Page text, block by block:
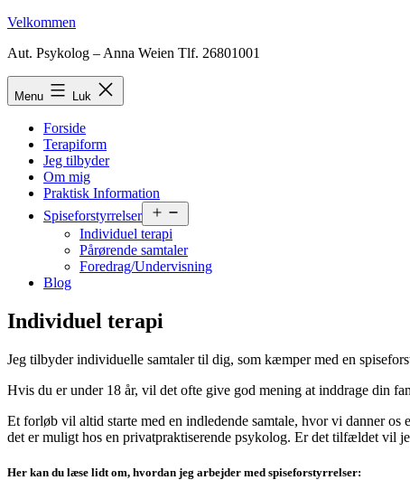
Fortsæt
indhold
Velkommen
Aut. Psykolog – Anna Weien Tlf. 26801001
Menu Luk
Forside
Terapiform
Jeg tilbyder
Om mig
Praktisk Information
Spiseforstyrrelser
menu
Individuel terapi
Pårørende samtaler
Foredrag/Undervisning
Blog
Individuel terapi
Jeg tilbyder individuelle samtaler til dig, som kæmper med en
Hvis du er under 18 år, vil det ofte give god mening at inddrage din
Et forløb vil altid starte med en indledende samtale, hvor vi danner
det er muligt hos en privatpraktiserende psykolog. Er det tilfældet vil
Her kan du læse lidt om, hvordan jeg arbejder med spiseforstyrrelser: